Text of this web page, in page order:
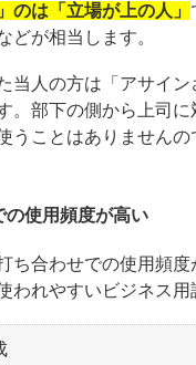
のは「立場が上の人」
どが相当します。
当人の方は「アサイ
。部下の側から上司に
うことはありませんの
の使用頻度が高い
ち合わせでの使用頻度
われやすいビジネス用